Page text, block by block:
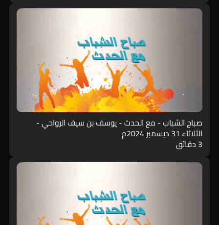
صباح الشباب - مع الحدث - يوسف بن سيف الرواحي -
الثلاثاء 31 ديسمبر 2024م
3 دقائق